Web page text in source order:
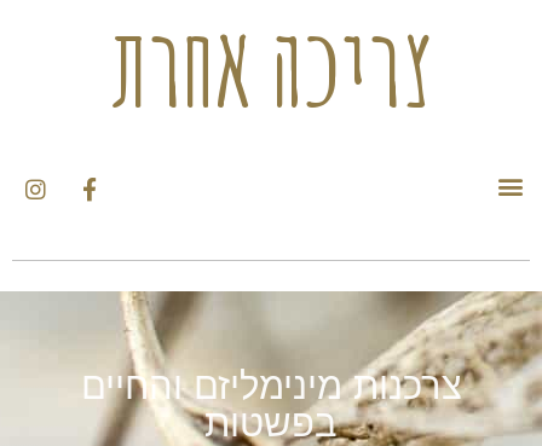
צריכה אחרת
צרכנות מינימליזם והחיים
בפשטות